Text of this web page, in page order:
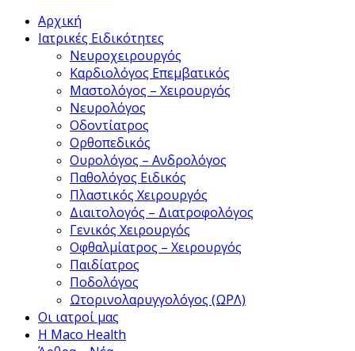
Αρχική
Ιατρικές Ειδικότητες
Νευροχειρουργός
Καρδιολόγος Επεμβατικός
Μαστολόγος – Χειρουργός
Νευρολόγος
Οδοντίατρος
Ορθοπεδικός
Ουρολόγος – Ανδρολόγος
Παθολόγος Ειδικός
Πλαστικός Χειρουργός
Διαιτολογός – Διατροφολόγος
Γενικός Χειρουργός
Οφθαλμίατρος – Χειρουργός
Παιδίατρος
Ποδολόγος
Ωτορινολαρυγγολόγος (ΩΡΛ)
Οι ιατροί μας
Η Maco Health